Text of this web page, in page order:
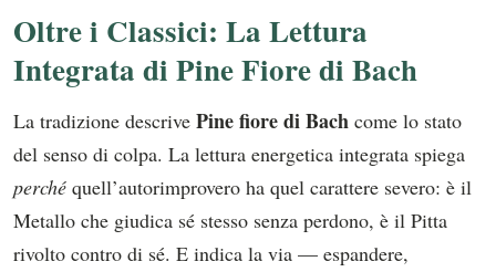
Oltre i Classici: La Lettura
Integrata di Pine Fiore di Bach
La tradizione descrive Pine fiore di Bach come lo stato
del senso di colpa. La lettura energetica integrata spiega
perché quell’autorimprovero ha quel carattere severo: è il
Metallo che giudica sé stesso senza perdono, è il Pitta
rivolto contro di sé. E indica la via — espandere,